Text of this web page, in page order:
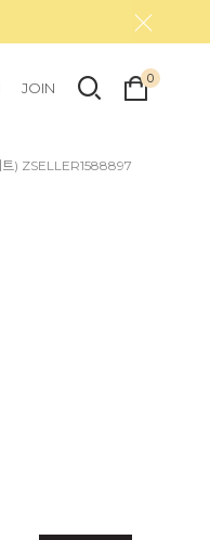
JOIN
0
트) ZSELLER1588897